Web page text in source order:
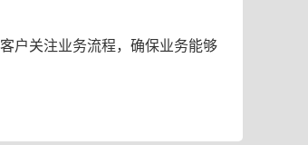
户关注业务流程，确保业务能够